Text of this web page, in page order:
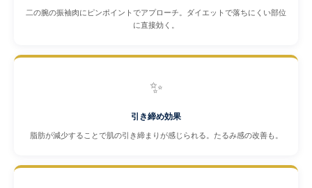
二の腕の振袖肉にピンポイントでアプローチ。ダイエットで落ちにくい部位
に直接効く。
✨
引き締め効果
脂肪が減少することで肌の引き締まりが感じられる。たるみ感の改善も。